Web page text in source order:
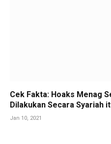
Cek Fakta: Hoaks Menag
Dilakukan Secara Syariah
Jan 10, 2021